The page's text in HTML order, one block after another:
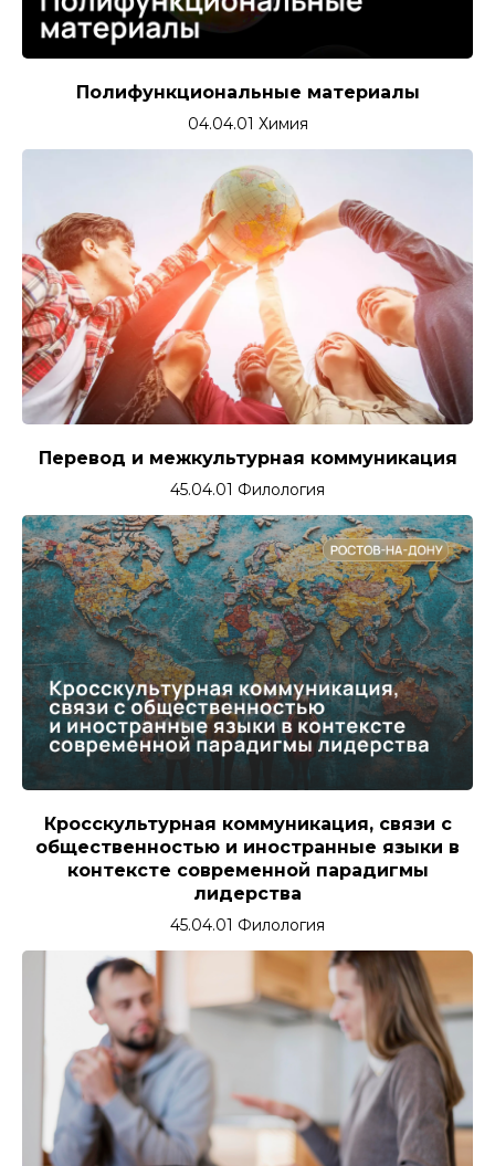
Полифункциональные материалы
04.04.01 Химия
Перевод и межкультурная коммуникация
45.04.01 Филология
Кросскультурная коммуникация, связи с
общественностью и иностранные языки в
контексте современной парадигмы
лидерства
45.04.01 Филология